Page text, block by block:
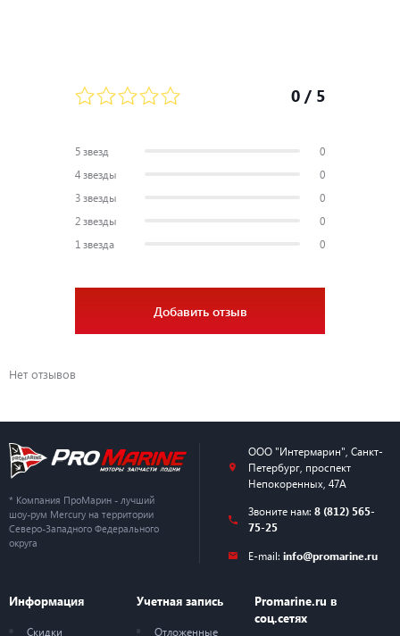
0 / 5
5 звезд
0
4 звезды
0
3 звезды
0
2 звезды
0
1 звезда
0
Добавить отзыв
Нет отзывов
* Компания ПроМарин - лучший
шоу-рум Mercury на территории
Северо-Западного Федерального
округа
ООО "Интермарин" Санкт-
Петербург, проспект
Непокоренных, 47А
Звоните нам: 8 (812) 565-
75-25
E-mail: info@promarine.ru
Информация
Скидки
Учетная запись
Отложенные
Promarine.ru в
соц.сетях